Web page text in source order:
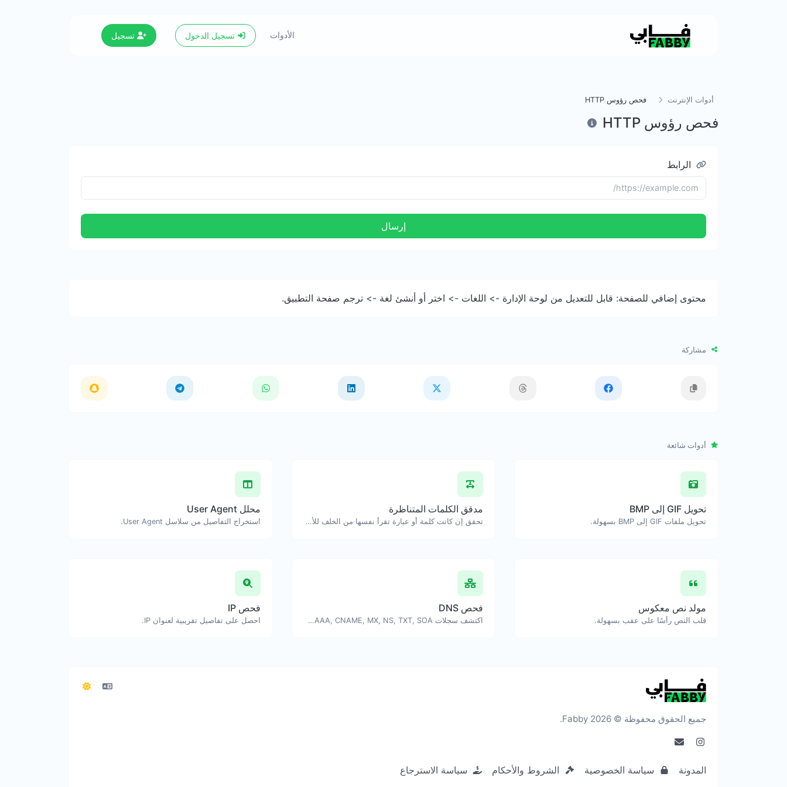
الأدوات تسجيل الدخول تسجيل
أدوات الإنترنت فحص رؤوس HTTP
فحص رؤوس HTTP
الرابط
إرسال
محتوى إضافي للصفحة: قابل للتعديل من لوحة الإدارة -> اللغات -> اختر أو أنشئ لغة -> ترجم صفحة التطبيق.
مشاركة
أدوات شائعة
تحويل GIF إلى BMP
تحويل ملفات GIF إلى BMP بسهولة.
مدقق الكلمات المتناظرة
تحقق إن كانت كلمة أو عبارة تقرأ نفسها من الخلف للأمام.
محلل User Agent
استخراج التفاصيل من سلاسل User Agent.
مولد نص معكوس
قلب النص رأسًا على عقب بسهولة.
فحص DNS
اكتشف سجلات A, AAAA, CNAME, MX, NS, TXT, SOA لنطاق أو مضيف.
فحص IP
احصل على تفاصيل تقريبية لعنوان IP.
جميع الحقوق محفوظة © 2026 Fabby.
المدونة سياسة الخصوصية الشروط والأحكام سياسة الاسترجاع